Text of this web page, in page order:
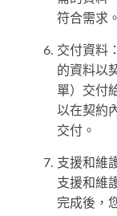
符合需求。
交付資料
的資料以
單）交付
以在契約
交付。
支援和維
支援和維
完成後，